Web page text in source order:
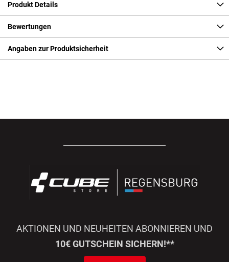
Produkt Details
Bewertungen
Angaben zur Produktsicherheit
AKTIONEN UND NEUHEITEN ABONNIEREN UND
10€ GUTSCHEIN SICHERN!**